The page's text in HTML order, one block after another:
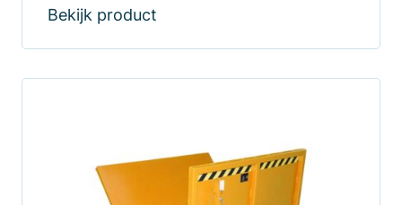
Bekijk product
meerdere